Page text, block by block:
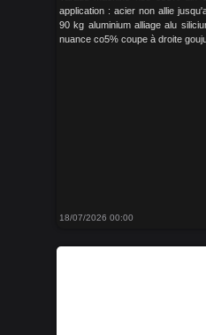
application : acier non allie
90 kg aluminium alliage alu
nuance co5% coupe à droite
18/07/2026 00:00